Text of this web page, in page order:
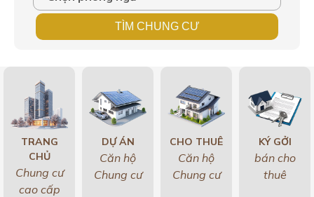
TRANG
CHỦ
Chung cư
cao cấp
DỰ ÁN
Căn hộ
Chung cư
CHO THUÊ
Căn hộ
Chung cư
KÝ GỞI
bán cho
thuê